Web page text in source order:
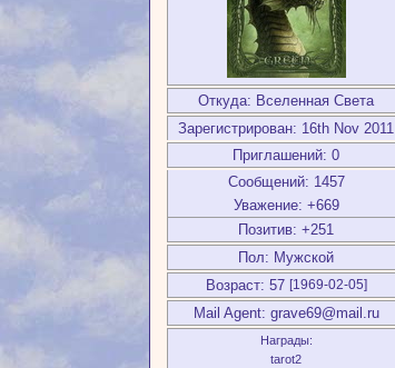
Откуда: Вселенная Света
Зарегистрирован: 16th Nov 2011
Приглашений: 0
Сообщений: 1457
Уважение: +669
Позитив: +251
Пол: Мужской
Возраст: 57 [1969-02-05]
Mail Agent: grave69@mail.ru
Награды:
tarot2